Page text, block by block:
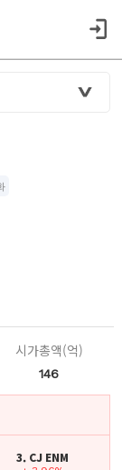
시가총액(억)
146
3. CJ ENM